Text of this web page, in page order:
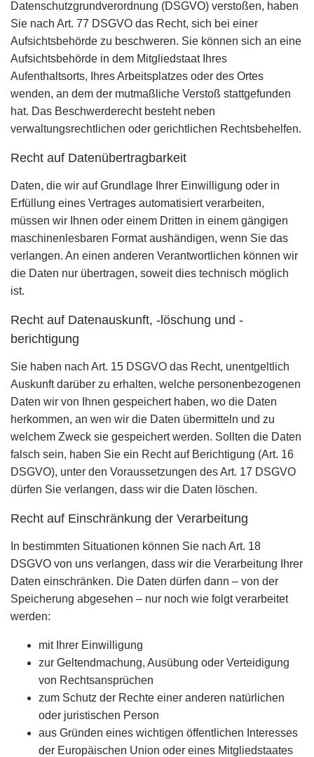
Datenschutzgrundverordnung (DSGVO) verstoßen, haben
Sie nach Art. 77 DSGVO das Recht, sich bei einer
Aufsichtsbehörde zu beschweren. Sie können sich an eine
Aufsichtsbehörde in dem Mitgliedstaat Ihres
Aufenthaltsorts, Ihres Arbeitsplatzes oder des Ortes
wenden, an dem der mutmaßliche Verstoß stattgefunden
hat. Das Beschwerderecht besteht neben
verwaltungsrechtlichen oder gerichtlichen Rechtsbehelfen.
Recht auf Datenübertragbarkeit
Daten, die wir auf Grundlage Ihrer Einwilligung oder in
Erfüllung eines Vertrages automatisiert verarbeiten,
müssen wir Ihnen oder einem Dritten in einem gängigen
maschinenlesbaren Format aushändigen, wenn Sie das
verlangen. An einen anderen Verantwortlichen können wir
die Daten nur übertragen, soweit dies technisch möglich
ist.
Recht auf Datenauskunft, -löschung und -
berichtigung
Sie haben nach Art. 15 DSGVO das Recht, unentgeltlich
Auskunft darüber zu erhalten, welche personenbezogenen
Daten wir von Ihnen gespeichert haben, wo die Daten
herkommen, an wen wir die Daten übermitteln und zu
welchem Zweck sie gespeichert werden. Sollten die Daten
falsch sein, haben Sie ein Recht auf Berichtigung (Art. 16
DSGVO), unter den Voraussetzungen des Art. 17 DSGVO
dürfen Sie verlangen, dass wir die Daten löschen.
Recht auf Einschränkung der Verarbeitung
In bestimmten Situationen können Sie nach Art. 18
DSGVO von uns verlangen, dass wir die Verarbeitung Ihrer
Daten einschränken. Die Daten dürfen dann – von der
Speicherung abgesehen – nur noch wie folgt verarbeitet
werden:
mit Ihrer Einwilligung
zur Geltendmachung, Ausübung oder Verteidigung
von Rechtsansprüchen
zum Schutz der Rechte einer anderen natürlichen
oder juristischen Person
aus Gründen eines wichtigen öffentlichen Interesses
der Europäischen Union oder eines Mitgliedstaates